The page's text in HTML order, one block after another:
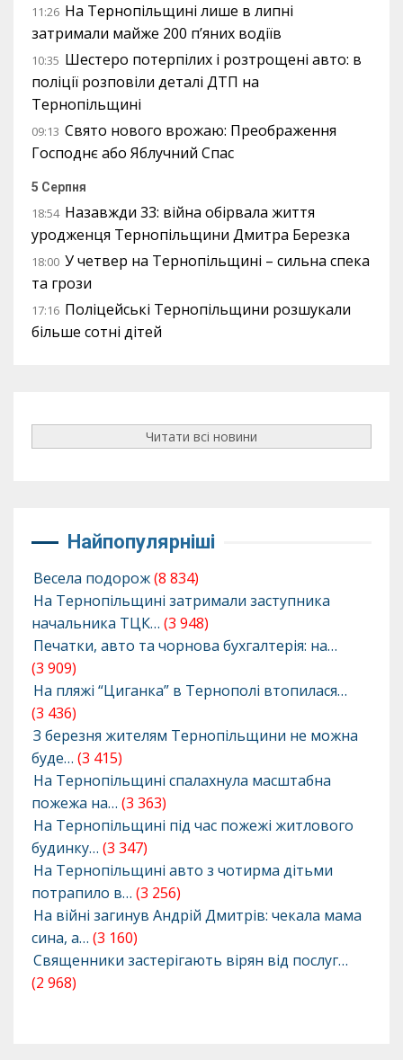
11:26 На Тернопільщині лише в липні
затримали майже 200 п’яних водіїв
10:35 Шестеро потерпілих і розтрощені авто: в
поліції розповіли деталі ДТП на
Тернопільщині
09:13 Свято нового врожаю: Преображення
Господнє або Яблучний Спас
5 Серпня
18:54 Назавжди 33: війна обірвала життя
уродженця Тернопільщини Дмитра Березка
18:00 У четвер на Тернопільщині – сильна спека
та грози
17:16 Поліцейські Тернопільщини розшукали
більше сотні дітей
Читати всі новини
Найпопулярніші
Весела подорож(8 834)
На Тернопільщині затримали заступника
начальника ТЦК… (3 948)
Печатки, авто та чорнова бухгалтерія: на…
(3 909)
На пляжі “Циганка” в Тернополі втопилася…
(3 436)
З березня жителям Тернопільщини не можна
буде… (3 415)
На Тернопільщині спалахнула масштабна
пожежа на… (3 363)
На Тернопільщині під час пожежі житлового
будинку… (3 347)
На Тернопільщині авто з чотирма дітьми
потрапило в… (3 256)
На війні загинув Андрій Дмитрів: чекала мама
сина, а… (3 160)
Священники застерігають вірян від послуг…
(2 968)